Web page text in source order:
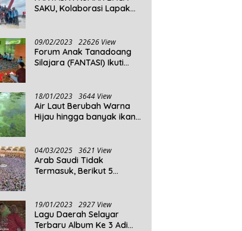
SAKU, Kolaborasi Lapak
09/02/2023 22626 View
Forum Anak Tanadoang
Silajara (FANTASI) Ikuti
18/01/2023 3644 View
Air Laut Berubah Warna
Hijau hingga banyak ikan
04/03/2025 3621 View
Arab Saudi Tidak
Termasuk, Berikut 5
Dunia Tahun 2025
19/01/2023 2927 View
Lagu Daerah Selayar
Terbaru Album Ke 3 Adi